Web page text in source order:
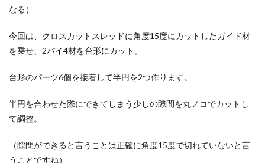
なる）
今回は、クロスカットスレッドに角度15度にカットしたガイド材
を乗せ、2バイ4材を台形にカット。
台形のパーツ6個を接着して半円を2つ作ります。
半円を合わせた際にできてしまう少しの隙間を丸ノコでカットし
て調整。
（隙間ができると言うことは正確に角度15度で切れていないと言
うことですね）